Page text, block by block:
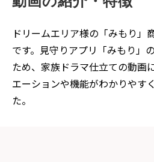
ドリームエリア様の「みもり」
です。見守りアプリ「みもり」
ため、家族ドラマ仕立ての動画
エーションや機能がわかりやす
た。